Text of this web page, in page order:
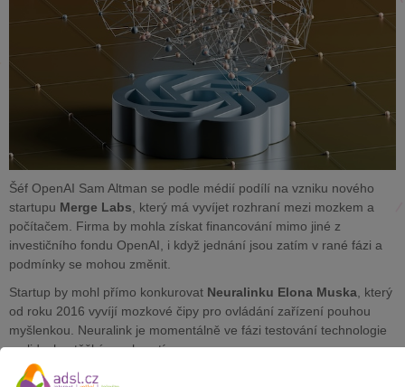
Šéf OpenAI Sam Altman se podle médií podílí na vzniku nového
startupu Merge Labs , který má vyvíjet rozhraní mezi mozkem a
počítačem. Firma by mohla získat financování mimo jiné z
investičního fondu OpenAI, i když jednání jsou zatím v rané fázi a
podmínky se mohou změnit.
Startup by mohl přímo konkurovat Neuralinku Elona Muska , který
od roku 2016 vyvíjí mozkové čipy pro ovládání zařízení pouhou
myšlenkou. Neuralink je momentálně ve fázi testování technologie
na lidech s těžkým ochrnutím.
Podle zdrojů by Merge Labs mohl být oceněn na 850 milionů dolarů